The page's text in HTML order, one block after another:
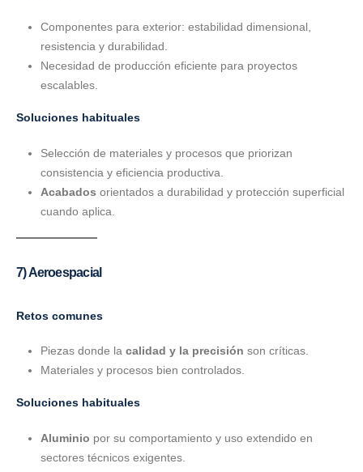
Componentes para exterior: estabilidad dimensional,
resistencia y durabilidad.
Necesidad de producción eficiente para proyectos
escalables.
Soluciones habituales
Selección de materiales y procesos que priorizan
consistencia y eficiencia productiva.
Acabados orientados a durabilidad y protección superficial
cuando aplica.
7) Aeroespacial
Retos comunes
Piezas donde la calidad y la precisión son críticas.
Materiales y procesos bien controlados.
Soluciones habituales
Aluminio por su comportamiento y uso extendido en
sectores técnicos exigentes.